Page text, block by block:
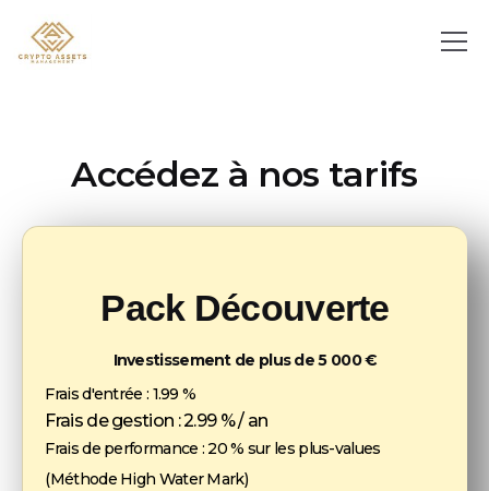
Accédez à nos tarifs
Pack Découverte
Investissement de plus de 5 000 €
Frais d'entrée : 1.99 %
Frais de gestion :2.99% / an
Frais de performance : 20 % sur les plus-values
(Méthode High Water Mark)